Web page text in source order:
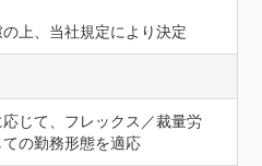
上、当社規定により決定
じて、フレックス／裁量労
の勤務形態を適応